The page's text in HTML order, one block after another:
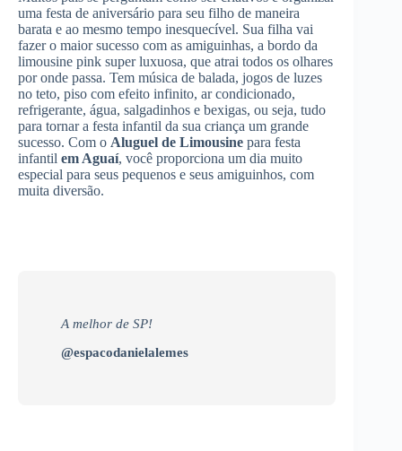
uma festa de aniversário para seu filho de maneira
barata e ao mesmo tempo inesquecível. Sua filha vai
fazer o maior sucesso com as amiguinhas, a bordo da
limousine pink super luxuosa, que atrai todos os olhares
por onde passa. Tem música de balada, jogos de luzes
no teto, piso com efeito infinito, ar condicionado,
refrigerante, água, salgadinhos e bexigas, ou seja, tudo
para tornar a festa infantil da sua criança um grande
sucesso. Com o Aluguel de Limousine para festa
infantil em Aguaí, você proporciona um dia muito
especial para seus pequenos e seus amiguinhos, com
muita diversão.
A melhor de SP!
@espacodanielalemes